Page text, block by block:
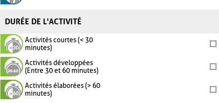
DURÉE DE L'ACTIVITÉ
Activités courtes (< 30
minutes)
Activités développées
(Entre 30 et 60 minutes)
Activités élaborées (> 60
minutes)